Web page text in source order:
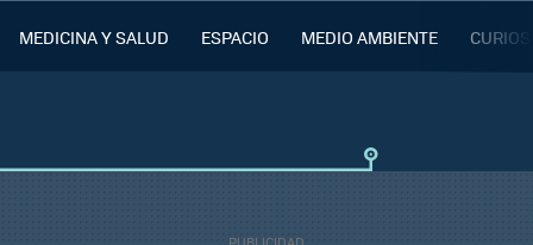
MEDICINA Y SALUD ESPACIO MEDIO AMBIENTE